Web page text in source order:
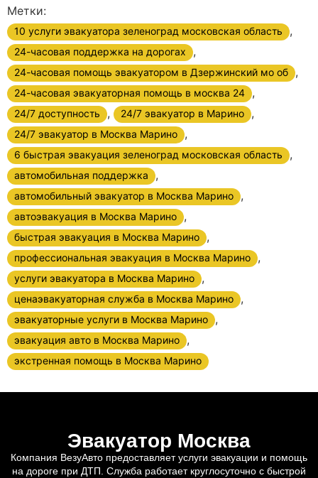
Метки:
10 услуги эвакуатора зеленоград московская область ,
24-часовая поддержка на дорогах ,
24-часовая помощь эвакуатором в Дзержинский мо об ,
24-часовая эвакуаторная помощь в москва 24 ,
24/7 доступность , 24/7 эвакуатор в Марино ,
24/7 эвакуатор в Москва Марино ,
6 быстрая эвакуация зеленоград московская область ,
автомобильная поддержка ,
автомобильный эвакуатор в Москва Марино ,
автоэвакуация в Москва Марино ,
быстрая эвакуация в Москва Марино ,
профессиональная эвакуация в Москва Марино ,
услуги эвакуатора в Москва Марино ,
ценаэвакуаторная служба в Москва Марино ,
эвакуаторные услуги в Москва Марино ,
эвакуация авто в Москва Марино ,
экстренная помощь в Москва Марино
Эвакуатор Москва
Компания ВезуАвто предоставляет услуги эвакуации и помощь
на дороге при ДТП. Служба работает круглосуточно с быстрой